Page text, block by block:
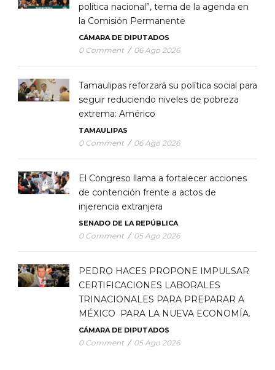
política nacional”, tema de la agenda en
la Comisión Permanente
CÁMARA DE DIPUTADOS
0 Comment / 06 Ago 2026
Tamaulipas reforzará su política social para
seguir reduciendo niveles de pobreza
extrema: Américo
TAMAULIPAS
0 Comment / 06 Ago 2026
El Congreso llama a fortalecer acciones
de contención frente a actos de
injerencia extranjera
SENADO DE LA REPÚBLICA
0 Comment / 05 Ago 2026
PEDRO HACES PROPONE IMPULSAR
CERTIFICACIONES LABORALES
TRINACIONALES PARA PREPARAR A
MÉXICO PARA LA NUEVA ECONOMÍA.
CÁMARA DE DIPUTADOS
0 Comment / 05 Ago 2026